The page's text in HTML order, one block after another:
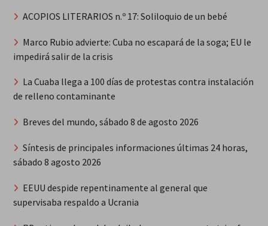
ACOPIOS LITERARIOS n.º 17: Soliloquio de un bebé
Marco Rubio advierte: Cuba no escapará de la soga; EU le
impedirá salir de la crisis
La Cuaba llega a 100 días de protestas contra instalación
de relleno contaminante
Breves del mundo, sábado 8 de agosto 2026
Síntesis de principales informaciones últimas 24 horas,
sábado 8 agosto 2026
EEUU despide repentinamente al general que
supervisaba respaldo a Ucrania